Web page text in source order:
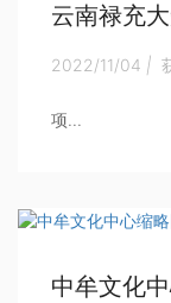
云南禄充
2022/11/04 |
项...
中牟文化